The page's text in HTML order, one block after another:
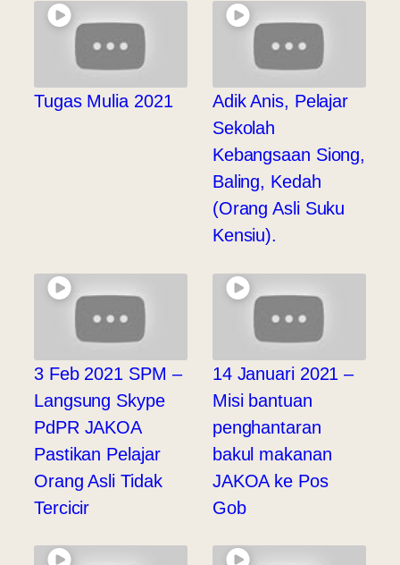
Tugas Mulia 2021
Adik Anis, Pelajar
Sekolah
Kebangsaan Siong,
Baling, Kedah
(Orang Asli Suku
Kensiu).
3 Feb 2021 SPM –
Langsung Skype
PdPR JAKOA
Pastikan Pelajar
Orang Asli Tidak
Tercicir
14 Januari 2021 –
Misi bantuan
penghantaran
bakul makanan
JAKOA ke Pos
Gob